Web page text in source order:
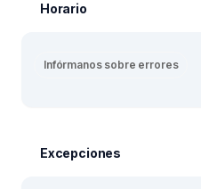
Horario
Infórmanos sobre errores
Excepciones